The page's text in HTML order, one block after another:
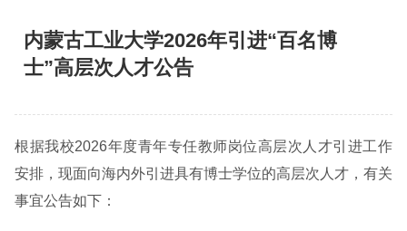
内蒙古工业大学2026年引进“百名博
士”高层次人才公告
根据我校2026年度青年专任教师岗位高层次人才引进工作
安排，现面向海内外引进具有博士学位的高层次人才，有关
事宜公告如下：